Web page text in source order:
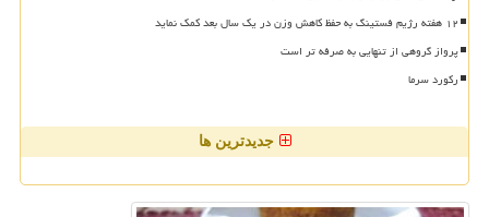
۱۲ هفته رژیم فستینگ به حفظ کاهش وزن در یک سال بعد کمک نماید
پرواز گروهی از تنهایی به صرفه تر است
رکورد سرما
جدیدترین ها